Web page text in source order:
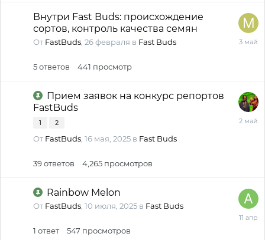
Внутри Fast Buds: происхождение
сортов, контроль качества семян
От FastBuds 26 февраля в Fast Buds
5ответов 441 просмотр
3
Прием заявок на конкурс репортов
FastBuds
1 2
От FastBuds 16 мая, 2025 в Fast Buds
39ответов 4,265 просмотров
2
Rainbow Melon
От FastBuds 10 июля, 2025 в Fast Buds
1 ответ 547 просмотров
11